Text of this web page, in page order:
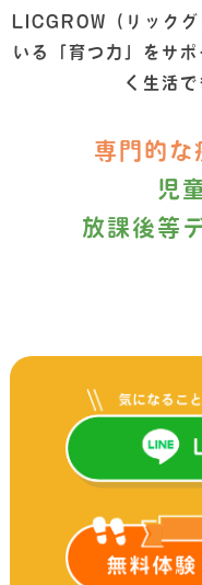
LICGROW（リックグ
いる「育つ力」をサポ
く生活
専門的な
児
放課後等